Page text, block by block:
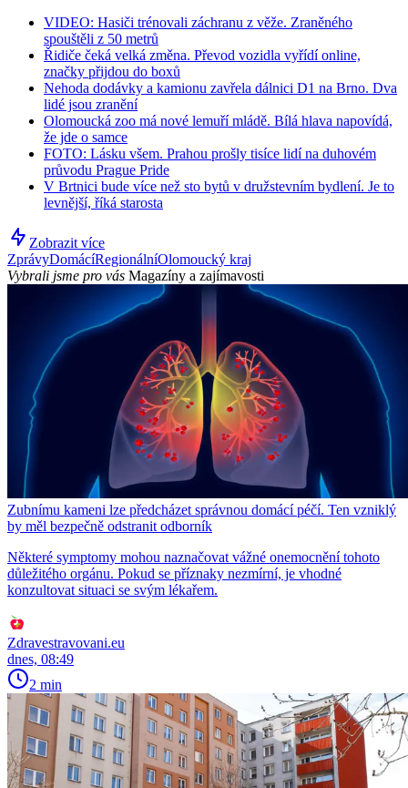
VIDEO: Hasiči trénovali záchranu z věže. Zraněného
spouštěli z 50 metrů
Řidiče čeká velká změna. Převod vozidla vyřídí online,
značky přijdou do boxů
Nehoda dodávky a kamionu zavřela dálnici D1 na Brno. Dva
lidé jsou zranění
Olomoucká zoo má nové lemuří mládě. Bílá hlava napovídá,
že jde o samce
FOTO: Lásku všem. Prahou prošly tisíce lidí na duhovém
průvodu Prague Pride
V Brtnici bude více než sto bytů v družstevním bydlení. Je to
levnější, říká starosta
Zobrazit více
ZprávyDomácíRegionálníOlomoucký kraj
Vybrali jsme pro vás Magazíny a zajímavosti
Zubnímu kameni lze předcházet správnou domácí péčí. Ten vzniklý
by měl bezpečně odstranit odborník
Některé symptomy mohou naznačovat vážné onemocnění tohoto
důležitého orgánu. Pokud se příznaky nezmírní, je vhodné
konzultovat situaci se svým lékařem.
Zdravestravovani.eu
dnes, 08:49
2 min